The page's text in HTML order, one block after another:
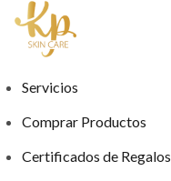
Servicios
Comprar Productos
Certificados de Regalos